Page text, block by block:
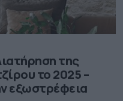
της
το 2025 –
εξωστρέφεια